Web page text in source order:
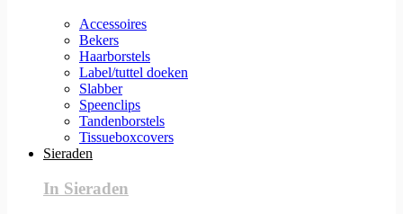
Accessoires
Bekers
Haarborstels
Label/tuttel doeken
Slabber
Speenclips
Tandenborstels
Tissueboxcovers
Sieraden
In Sieraden